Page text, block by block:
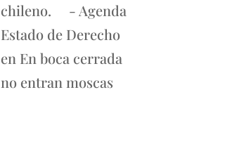
chileno. - Agenda
Estado de Derecho
en En boca cerrada
no entran moscas